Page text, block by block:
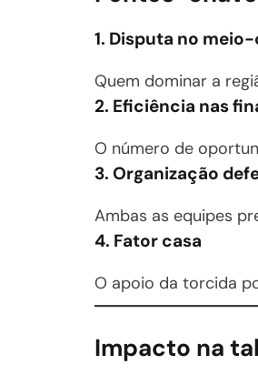
1. Disputa no
Quem dominar a
2. Eficiência nas
O número de
3. Organização
Ambas as equipes
4. Fator casa
O apoio da torcida
Impacto na